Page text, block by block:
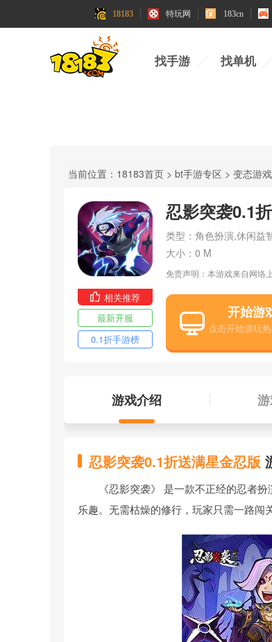
18183 特玩网 183cn
找手游 找单机
当前位置： 18183首页 > bt手游专区 > 变态游戏
忍影突袭0.1
类型： 角色扮演,休闲益
大小： 0 M
免责声明：本游戏来自网络
开始游
相关推荐
最新开服
0.1折手游榜
游戏介绍
忍影突袭0.1折送满星金忍版
《忍影突袭》 是一款不正经的忍者扮
乐趣。无需枯燥的修行，玩家只需一路闯